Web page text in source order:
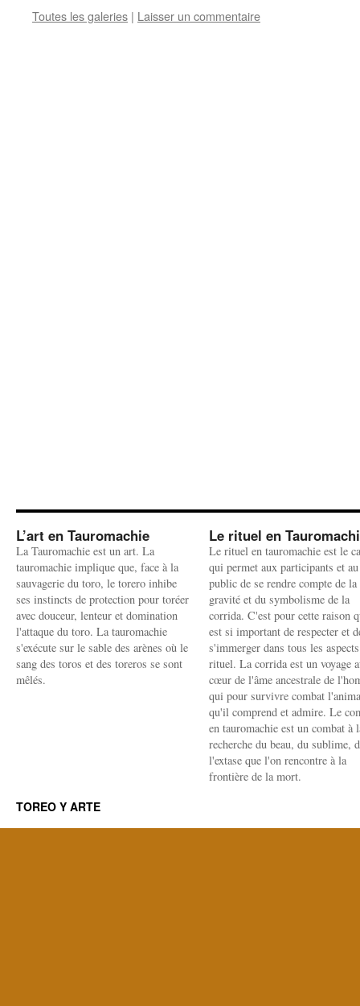
Toutes les galeries | Laisser un commentaire
L’art en Tauromachie
La Tauromachie est un art. La
tauromachie implique que, face à la
sauvagerie du toro, le torero inhibe
ses instincts de protection pour toréer
avec douceur, lenteur et domination
l'attaque du toro. La tauromachie
s'exécute sur le sable des arènes où le
sang des toros et des toreros se sont
mêlés.
Le rituel en
Le rituel en tauromachie est le
qui permet aux participants et au
public de se rendre compte de la
gravité et du symbolisme de la
corrida. C'est pour cette raison
est si important de respecter et
s'immerger dans tous les
rituel. La corrida est un voyage
cœur de l'âme ancestrale de
qui pour survivre combat
qu'il comprend et admire. Le
en tauromachie est un combat à
recherche du beau, du sublime,
l'extase que l'on rencontre à la
frontière de la mort.
TOREO Y ARTE